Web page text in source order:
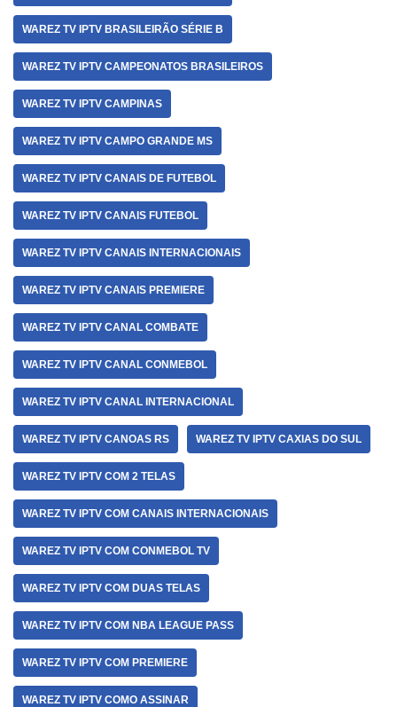
WAREZ TV IPTV BRASILEIRÃO SÉRIE B
WAREZ TV IPTV CAMPEONATOS BRASILEIROS
WAREZ TV IPTV CAMPINAS
WAREZ TV IPTV CAMPO GRANDE MS
WAREZ TV IPTV CANAIS DE FUTEBOL
WAREZ TV IPTV CANAIS FUTEBOL
WAREZ TV IPTV CANAIS INTERNACIONAIS
WAREZ TV IPTV CANAIS PREMIERE
WAREZ TV IPTV CANAL COMBATE
WAREZ TV IPTV CANAL CONMEBOL
WAREZ TV IPTV CANAL INTERNACIONAL
WAREZ TV IPTV CANOAS RS WAREZ TV IPTV CAXIAS DO SUL
WAREZ TV IPTV COM 2 TELAS
WAREZ TV IPTV COM CANAIS INTERNACIONAIS
WAREZ TV IPTV COM CONMEBOL TV
WAREZ TV IPTV COM DUAS TELAS
WAREZ TV IPTV COM NBA LEAGUE PASS
WAREZ TV IPTV COM PREMIERE
WAREZ TV IPTV COMO ASSINAR